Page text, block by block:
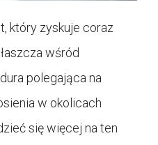
który zyskuje coraz
wśród
polegająca na
w okolicach
się więcej na ten